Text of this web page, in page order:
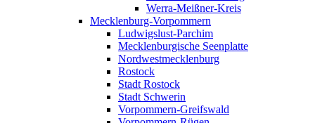
Werra-Meißner-Kreis
Mecklenburg-Vorpommern
Ludwigslust-Parchim
Mecklenburgische Seenplatte
Nordwestmecklenburg
Rostock
Stadt Rostock
Stadt Schwerin
Vorpommern-Greifswald